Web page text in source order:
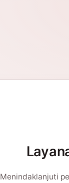
Menindaklanjuti